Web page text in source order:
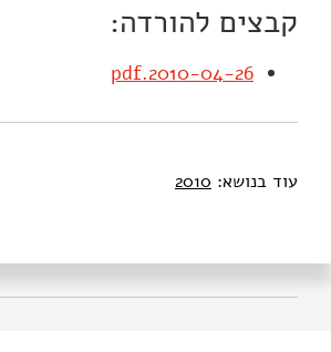
קבצים להורדה:
2010-04-26.pdf
עוד בנושא: 2010